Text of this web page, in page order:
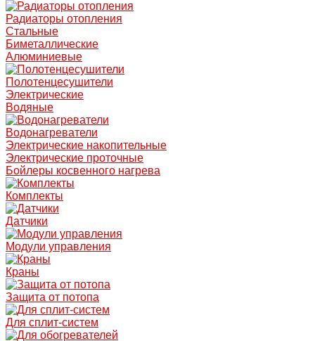
Радиаторы отопления
Стальные
Биметаллические
Алюминиевые
Полотенцесушители
Электрические
Водяные
Водонагреватели
Электрические накопительные
Электрические проточные
Бойлеры косвенного нагрева
Комплекты
Датчики
Модули управления
Краны
Защита от потопа
Для сплит-систем